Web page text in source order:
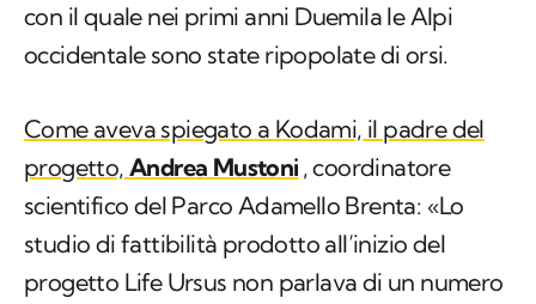
con il quale nei primi anni Duemila le Alpi
occidentale sono state ripopolate di orsi.
Come aveva spiegato a Kodami, il padre del
progetto,Andrea Mustoni , coordinatore
scientifico del Parco Adamello Brenta: «Lo
studio di fattibilità prodotto all’inizio del
progetto Life Ursus non parlava di un numero